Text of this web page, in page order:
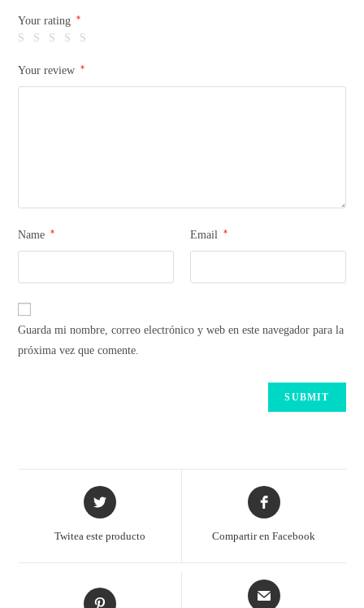
Your rating *
Your review *
Name * Email *
Guarda mi nombre, correo electrónico y web en este navegador para la
próxima vez que comente.
Twitea este producto Compartir en Facebook